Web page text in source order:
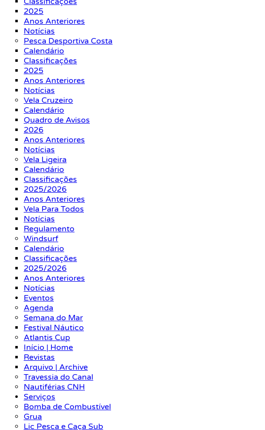
2025
Anos Anteriores
Notícias
Pesca Desportiva Costa
Calendário
Classificações
2025
Anos Anteriores
Notícias
Vela Cruzeiro
Calendário
Quadro de Avisos
2026
Anos Anteriores
Notícias
Vela Ligeira
Calendário
Classificações
2025/2026
Anos Anteriores
Vela Para Todos
Notícias
Regulamento
Windsurf
Calendário
Classificações
2025/2026
Anos Anteriores
Notícias
Eventos
Agenda
Semana do Mar
Festival Náutico
Atlantis Cup
Início | Home
Revistas
Arquivo | Archive
Travessia do Canal
Nautiférias CNH
Serviços
Bomba de Combustível
Grua
Lic Pesca e Caça Sub